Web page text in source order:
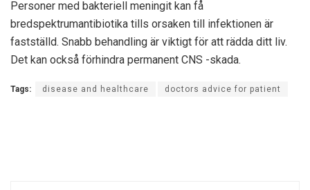
Personer med bakteriell meningit kan få
bredspektrumantibiotika tills orsaken till infektionen är
fastställd. Snabb behandling är viktigt för att rädda ditt liv.
Det kan också förhindra permanent CNS -skada.
Tags: disease and healthcare doctors advice for patient